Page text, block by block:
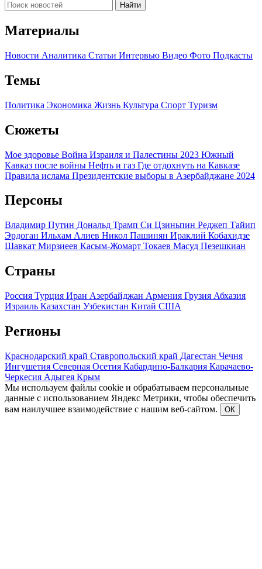
Найти
Материалы
Новости Аналитика Статьи Интервью Видео Фото Подкасты
Темы
Политика Экономика Жизнь Культура Спорт Туризм
Сюжеты
Мое здоровье Война Израиля и Палестины 2023 Южный
Кавказ после войны Нефть и газ Где отдохнуть на Кавказе
Правила ислама Президентские выборы в Азербайджане 2024
Персоны
Владимир Путин Дональд Трамп Си Цзиньпин Реджеп Тайип
Эрдоган Ильхам Алиев Никол Пашинян Ираклий Кобахидзе
Шавкат Мирзиеев Касым-Жомарт Токаев Масуд Пезешкиан
Страны
Россия Турция Иран Азербайджан Армения Грузия Абхазия
Израиль Казахстан Узбекистан Китай США
Регионы
Краснодарский край Ставропольский край Дагестан Чечня
Ингушетия Северная Осетия Кабардино-Балкария Карачаево-
Черкесия Адыгея Крым
Мы используем файлы cookie и обрабатываем персональные
данные с использованием Яндекс Метрики, чтобы обеспечить
вам наилучшее взаимодействие с нашим веб-сайтом.
ОК